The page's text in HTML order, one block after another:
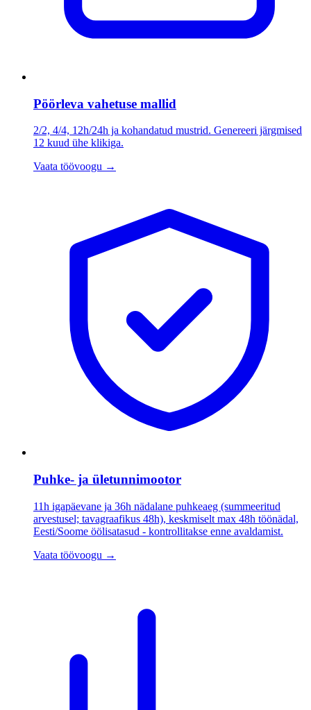
Pöörleva vahetuse mallid
2/2, 4/4, 12h/24h ja kohandatud mustrid. Genereeri järgmised
12 kuud ühe klikiga.
Vaata töövoogu →
Puhke- ja ületunnimootor
11h igapäevane ja 36h nädalane puhkeaeg (summeeritud
arvestusel; tavagraafikus 48h), keskmiselt max 48h töönädal,
Eesti/Soome öölisatasud - kontrollitakse enne avaldamist.
Vaata töövoogu →